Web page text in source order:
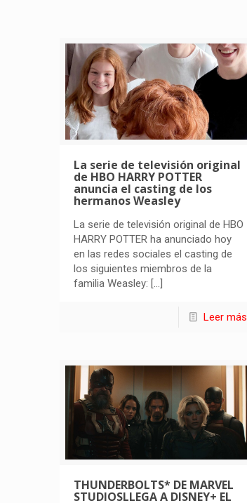
La serie de televisión original
de HBO HARRY POTTER
anuncia el casting de los
hermanos Weasley
La serie de televisión original de HBO
HARRY POTTER ha anunciado hoy
en las redes sociales el casting de
los siguientes miembros de la
familia Weasley: […]
Leer más
THUNDERBOLTS* DE MARVEL
STUDIOSLLEGA A DISNEY+ EL